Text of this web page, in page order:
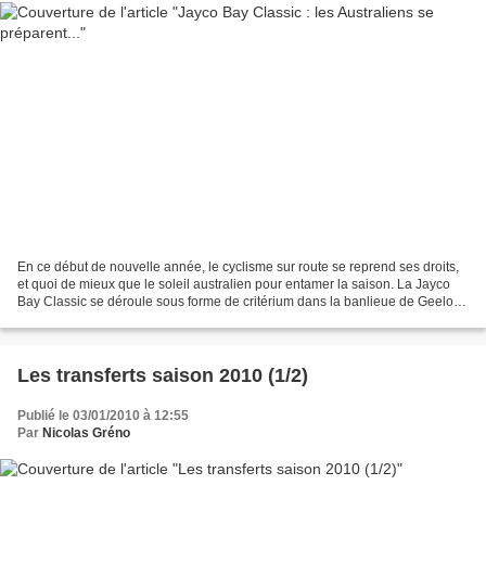
En ce début de nouvelle année, le cyclisme sur route se reprend ses droits,
et quoi de mieux que le soleil australien pour entamer la saison. La Jayco
Bay Classic se déroule sous forme de critérium dans la banlieue de Geelong
Les transferts saison 2010 (1/2)
Publié le 03/01/2010 à 12:55
Par Nicolas Gréno